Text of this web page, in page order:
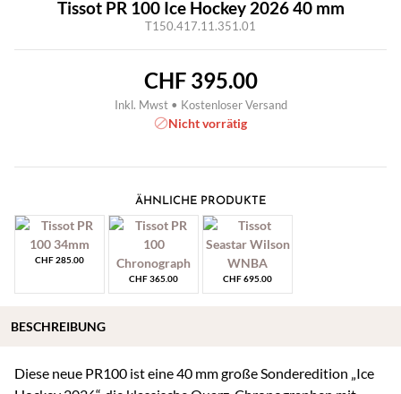
Tissot PR 100 Ice Hockey 2026 40 mm
T150.417.11.351.01
CHF395.00
Inkl. Mwst • Kostenloser Versand
Nicht vorrätig
ÄHNLICHE PRODUKTE
CHF285.00
CHF365.00 CHF695.00
Diese neue PR100 ist eine 40 mm große Sonderedition „Ice
BESCHREIBUNG